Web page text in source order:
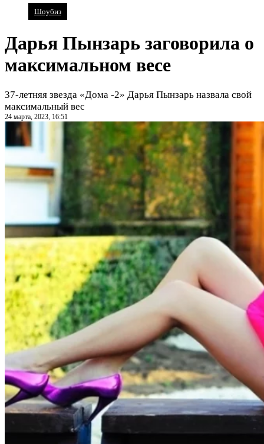
Шоубиз
Дарья Пынзарь заговорила о
максимальном весе
37-летняя звезда «Дома -2» Дарья Пынзарь назвала свой
максимальный вес
24 марта, 2023, 16:51